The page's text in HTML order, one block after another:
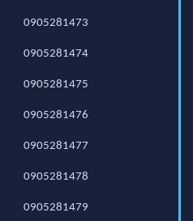
0905281473
0905281474
0905281475
0905281476
0905281477
0905281478
0905281479